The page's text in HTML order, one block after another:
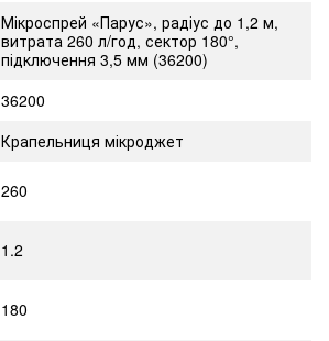
Мікроспрей «Парус», радіус до 1,2 м,
витрата 260 л/год, сектор 180°,
підключення 3,5 мм (36200)
36200
Крапельниця мікроджет
260
1.2
180